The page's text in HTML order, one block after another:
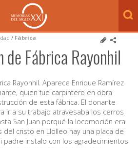
/ Fábrica
Fábrica Rayonhil
Rayonhil. Aparece Enrique Ramírez
quien fue carpintero en obra
de esta fábrica. El donante
ir a su trabajo atravesaba los cerros
San Juan porqué la locomoción era
del cristo en Llolleo hay una placa de
padre instalo con los agradecimientos